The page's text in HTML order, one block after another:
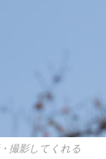
撮影してくれる